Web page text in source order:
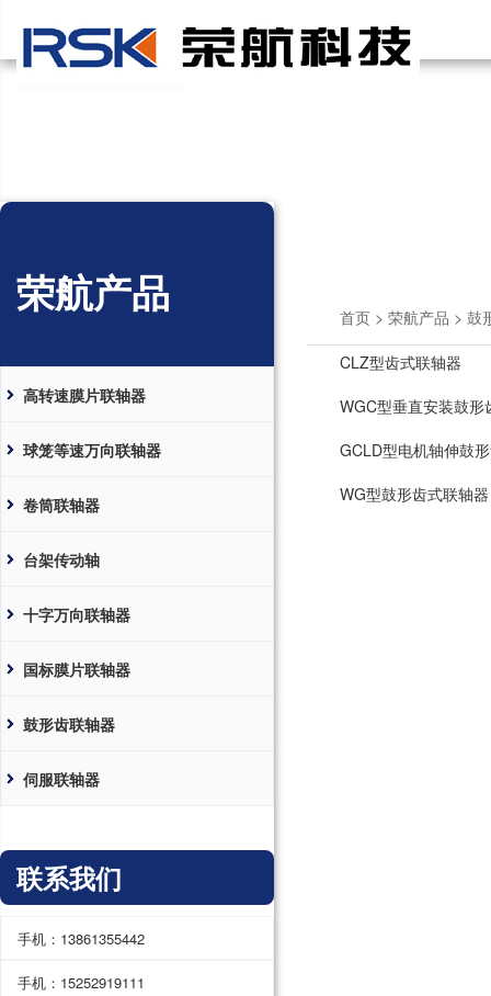
荣航产品
高转速膜片联轴器
球笼等速万向联轴器
卷筒联轴器
台架传动轴
十字万向联轴器
国标膜片联轴器
鼓形齿联轴器
伺服联轴器
联系我们
手机：13861355442
手机：15252919111
首页 > 荣航产品 > 鼓
CLZ型齿式联轴器
WGC型垂直安装鼓形
GCLD型电机轴伸鼓
WG型鼓形齿式联轴器